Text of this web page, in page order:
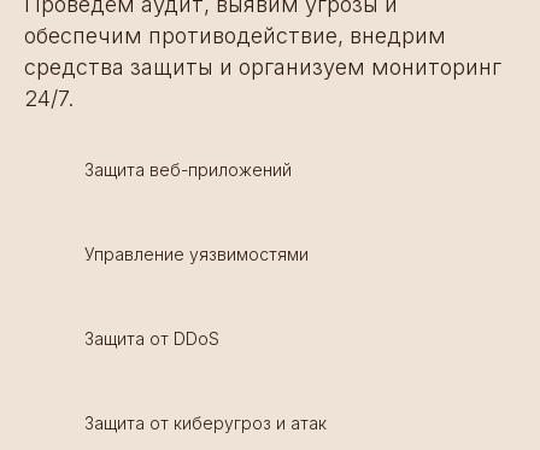
обеспечим противодействие, внедрим
средства защиты и организуем мониторинг
24/7.
Защита веб-приложений
Управление уязвимостями
Защита от DDoS
Защита от киберугроз и атак